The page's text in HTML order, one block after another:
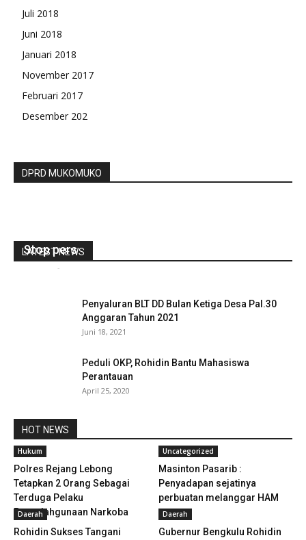
Juli 2018
Juni 2018
Januari 2018
November 2017
Februari 2017
Desember 202
DPRD MUKOMUKO
LATEST NEWS
Stop pers
-
Penyaluran BLT DD Bulan Ketiga Desa Pal.30
Anggaran Tahun 2021
Juni 18, 2021
Peduli OKP, Rohidin Bantu Mahasiswa
Perantauan
April 25, 2020
HOT NEWS
Hukum
Polres Rejang Lebong
Tetapkan 2 Orang Sebagai
Terduga Pelaku
Penyalahgunaan Narkoba
Uncategorized
Masinton Pasarib :
Penyadapan sejatinya
perbuatan melanggar HAM
Daerah
Rohidin Sukses Tangani
Daerah
Gubernur Bengkulu Rohidin